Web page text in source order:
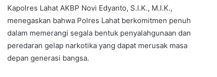
Kapolres Lahat AKBP Novi Edyanto, S.I.K., M.I.K.,
menegaskan bahwa Polres Lahat berkomitmen penuh
dalam memerangi segala bentuk penyalahgunaan dan
peredaran gelap narkotika yang dapat merusak masa
depan generasi bangsa.